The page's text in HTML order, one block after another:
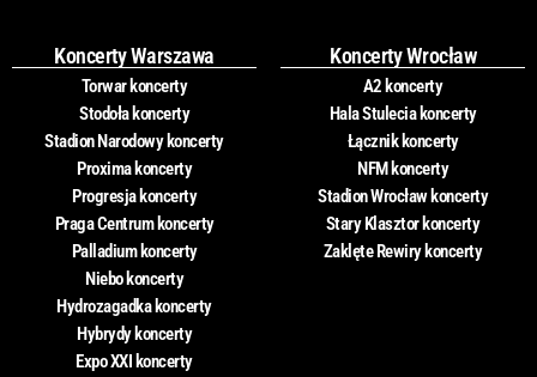
Koncerty Warszawa
Torwar koncerty
Stodoła koncerty
Stadion Narodowy koncerty
Proxima koncerty
Progresja koncerty
Praga Centrum koncerty
Palladium koncerty
Niebo koncerty
Hydrozagadka koncerty
Hybrydy koncerty
Expo XXI koncerty
Koncerty Wrocław
A2 koncerty
Hala Stulecia koncerty
Łącznik koncerty
NFM koncerty
Stadion Wrocław koncerty
Stary Klasztor koncerty
Zaklęte Rewiry koncerty